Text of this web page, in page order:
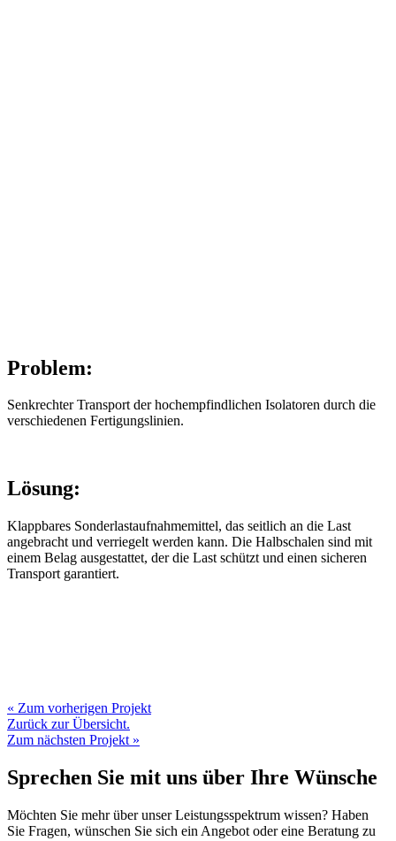
Problem:
Senkrechter Transport der hochempfindlichen Isolatoren durch die
verschiedenen Fertigungslinien.
Lösung:
Klappbares Sonderlastaufnahmemittel, das seitlich an die Last
angebracht und verriegelt werden kann. Die Halbschalen sind mit
einem Belag ausgestattet, der die Last schützt und einen sicheren
Transport garantiert.
« Zum vorherigen Projekt
Zurück zur Übersicht.
Zum nächsten Projekt »
Sprechen Sie mit uns über Ihre Wünsche
Möchten Sie mehr über unser Leistungsspektrum wissen? Haben
Sie Fragen, wünschen Sie sich ein Angebot oder eine Beratung zu